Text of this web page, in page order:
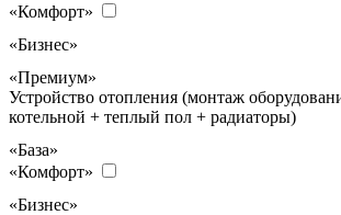
«Комфорт»
«Бизнес»
«Премиум»
Устройство отопления (монтаж
котельной + теплый пол + радиаторы)
«База»
«Комфорт»
«Бизнес»